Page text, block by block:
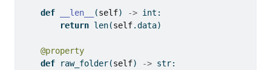
def __len__ (self) -> int :
return len(self.data)
@property
def raw_folder(self) -> str: